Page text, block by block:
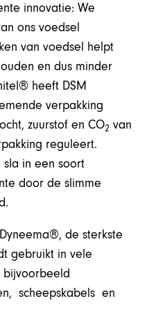
innovatie: We
ons voedsel
van voedsel helpt
en dus minder
heeft DSM
verpakking
zuurstof en CO2 van
reguleert.
in een soort
door de slimme
de sterkste
gebruikt in vele
bijvoorbeeld
scheepskabels en